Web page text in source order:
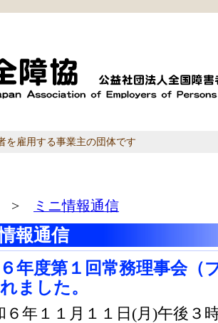
を雇用する事業主の団体です
> ミニ情報通信
報通信
年度第１回常務理事会（
ました。
６年１１月１１日(月)午後３